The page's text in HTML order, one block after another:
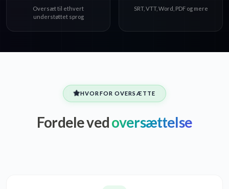
Oversæt til ethvert
understøttet sprog
SRT, VTT, Word, PDF og mere
HVORFOR OVERSÆTTE
Fordele vedoversættelse